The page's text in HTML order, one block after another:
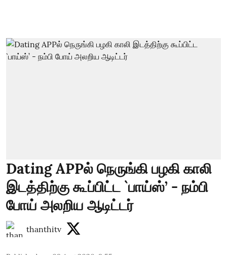
Dating APPல் நெருங்கி பழகி காலி
இடத்திற்கு கூப்பிட்ட `பாய்ஸ்’ - நம்பி
போய் அலறிய ஆடிட்டர்
thanthitv